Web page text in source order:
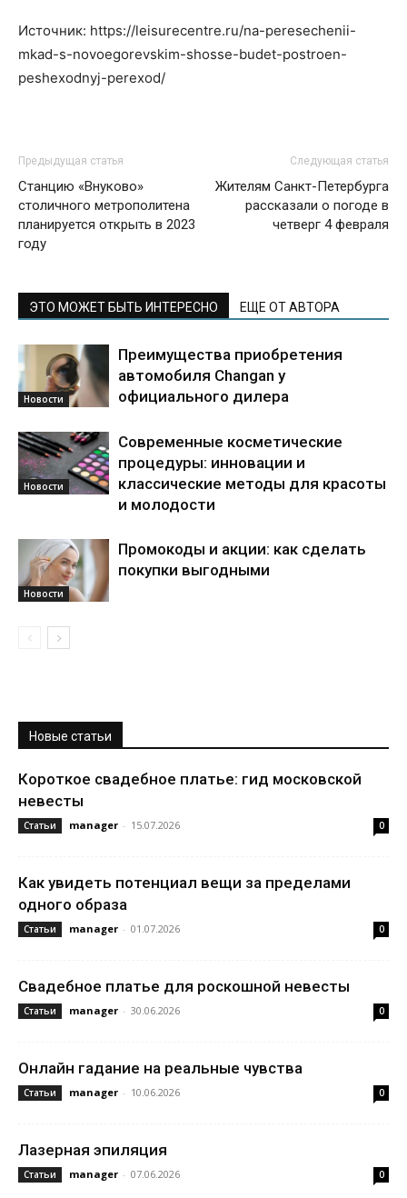
Источник: https://leisurecentre.ru/na-peresechenii-
mkad-s-novoegorevskim-shosse-budet-postroen-
peshexodnyj-perexod/
Предыдущая статья
Станцию «Внуково»
столичного метрополитена
планируется открыть в 2023
году
Следующая статья
Жителям Санкт-Петербурга
рассказали о погоде в
четверг 4 февраля
ЭТО МОЖЕТ БЫТЬ ИНТЕРЕСНО ЕЩЕ ОТ АВТОРА
Новости
Преимущества приобретения
автомобиля Changan у
официального дилера
Новости
Современные косметические
процедуры: инновации и
классические методы для красоты
и молодости
Новости
Промокоды и акции: как сделать
покупки выгодными
Новые статьи
Короткое свадебное платье: гид московской
невесты
Статьи manager - 15.07.2026 0
Как увидеть потенциал вещи за пределами
одного образа
Статьи manager - 01.07.2026 0
Свадебное платье для роскошной невесты
Статьи manager - 30.06.2026 0
Онлайн гадание на реальные чувства
Статьи manager - 10.06.2026 0
Лазерная эпиляция
Статьи manager - 07.06.2026 0